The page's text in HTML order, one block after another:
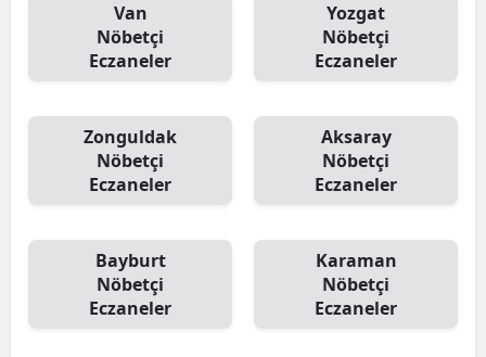
Van
Nöbetçi
Eczaneler
Yozgat
Nöbetçi
Eczaneler
Zonguldak
Nöbetçi
Eczaneler
Aksaray
Nöbetçi
Eczaneler
Bayburt
Nöbetçi
Eczaneler
Karaman
Nöbetçi
Eczaneler